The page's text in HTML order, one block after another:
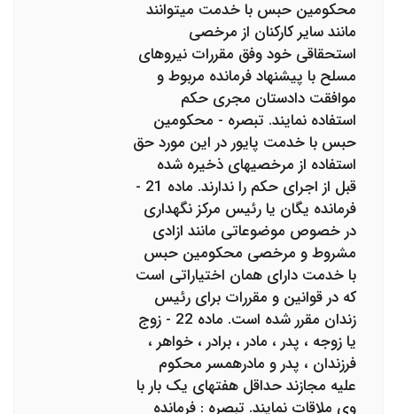
محکومین حبس با خدمت می‎توانند
مانند سایر کارکنان از مرخصی
استحقاقی خود وفق مقررات نیروهای
مسلح با پیشنهاد فرمانده مربوط و
موافقت دادستان مجری حکم
استفاده نمایند. تبصره - محکومین
حبس با خدمت پایور در این مورد حق
استفاده از مرخصی‎های ذخیره شده
قبل از اجرای حکم را ندارند. ماده 21 -
فرمانده یگان یا رئیس مرکز نگهداری
در خصوص موضوعاتی مانند ازادی
مشروط و مرخصی محکومین حبس
با خدمت دارای همان اختیاراتی است
که در قوانین و مقررات برای رئیس
زندان مقرر شده است. ماده 22 - زوج
یا زوجه ، پدر ، مادر ، برادر ، خواهر ،
فرزندان ، پدر و مادرهمسر محکوم
علیه مجازند حداقل هفته‎ای یک بار با
وی ملاقات نمایند. تبصره : فرمانده